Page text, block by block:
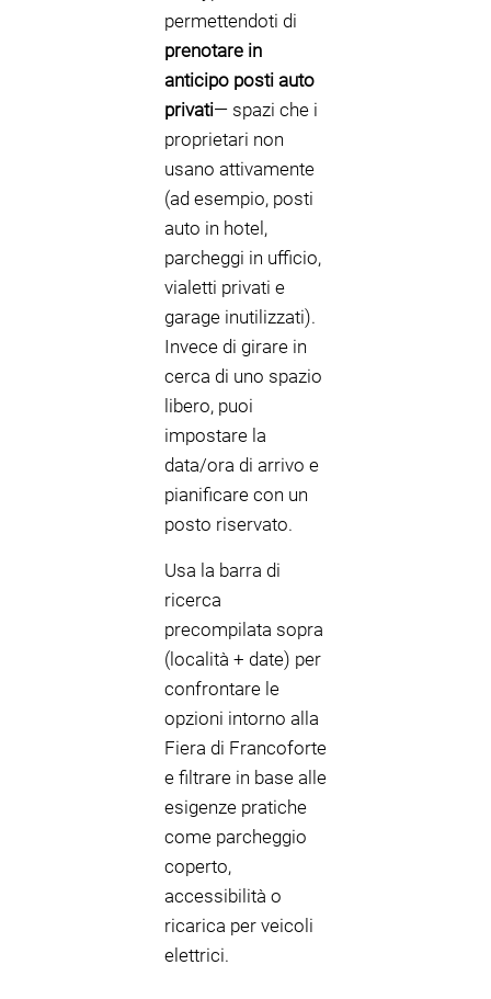
permettendoti di
prenotare in
anticipo posti auto
privati— spazi che i
proprietari non
usano attivamente
(ad esempio, posti
auto in hotel,
parcheggi in ufficio,
vialetti privati e
garage inutilizzati).
Invece di girare in
cerca di uno spazio
libero, puoi
impostare la
data/ora di arrivo e
pianificare con un
posto riservato.
Usa la barra di
ricerca
precompilata sopra
(località + date) per
confrontare le
opzioni intorno alla
Fiera di Francoforte
e filtrare in base alle
esigenze pratiche
come parcheggio
coperto,
accessibilità o
ricarica per veicoli
elettrici.